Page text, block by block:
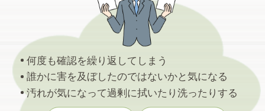
よくよく考えてみると、人の行動は大きく２
種類あって、それは喜び系と達成感系です。
私の場合、前者はサウナへ行く…
何度も確認を繰り返してしまう
誰かに害を及ぼしたのではないかと気になる
汚れが気になって過剰に拭いたり洗ったりする